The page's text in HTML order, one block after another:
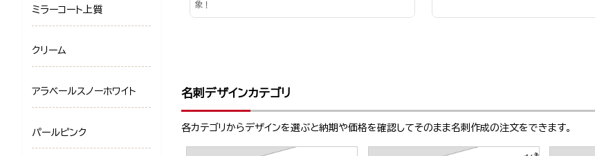
象！
名刺デザインカテゴリ
各カテゴリからデザインを選ぶと納期や価格を確認してそのまま名刺作成の注文をできます。
ミラーコート上質
クリーム
アラベールスノーホワイト
パールピンク